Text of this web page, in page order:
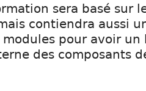
sera basé sur
contiendra aussi
pour avoir un
des composants